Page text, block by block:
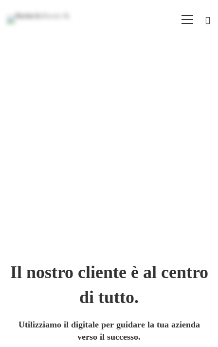
Il nostro cliente è al centro
di tutto.
Utilizziamo il digitale per guidare la tua azienda
verso il successo.